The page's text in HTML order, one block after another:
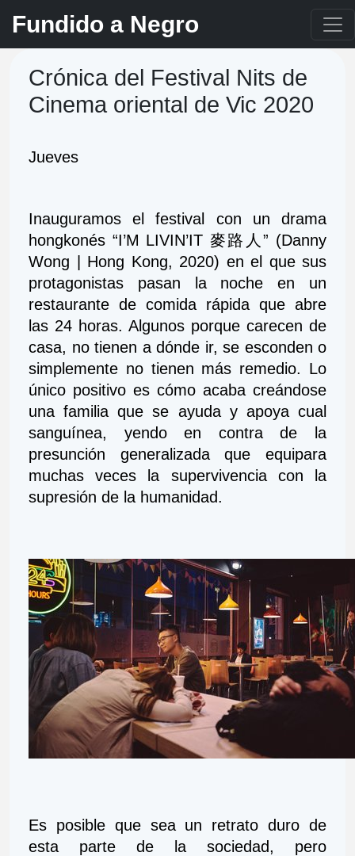
Fundido a Negro
Crónica del Festival Nits de
Cinema oriental de Vic 2020
Jueves
Inauguramos el festival con un drama
hongkonés “I’M LIVIN’IT 麥路人” (Danny
Wong | Hong Kong, 2020) en el que sus
protagonistas pasan la noche en un
restaurante de comida rápida que abre
las 24 horas. Algunos porque carecen de
casa, no tienen a dónde ir, se esconden o
simplemente no tienen más remedio. Lo
único positivo es cómo acaba creándose
una familia que se ayuda y apoya cual
sanguínea, yendo en contra de la
presunción generalizada que equipara
muchas veces la supervivencia con la
supresión de la humanidad.
Es posible que sea un retrato duro de
esta parte de la sociedad, pero